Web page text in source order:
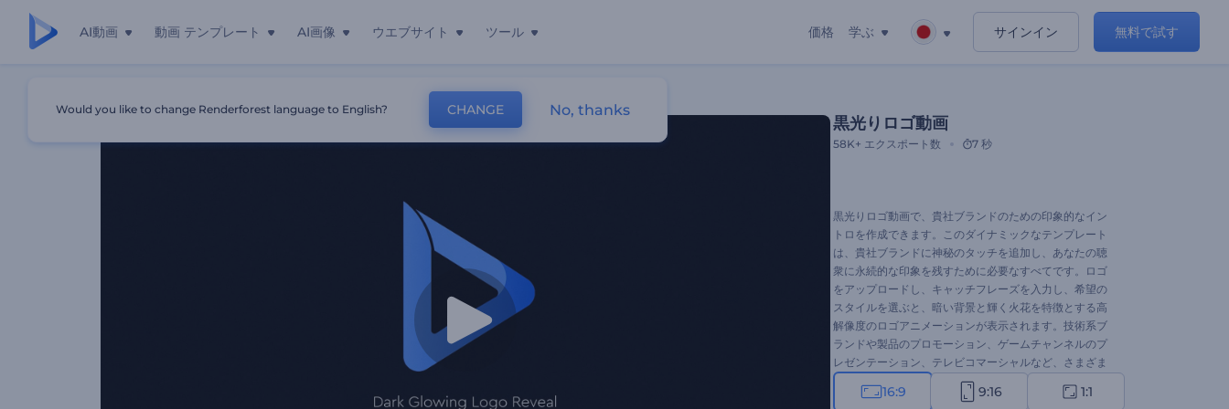
AI動画 動画 テンプレート AI画像 ウエブサイト ツール 価格 学ぶ サインイン 無料で試す
黒光りロゴ動画
58K+ エクスポート数 7 秒
黒光りロゴ動画で、貴社ブランドのための印象的なイン
トロを作成できます。このダイナミックなテンプレート
は、貴社ブランドに神秘のタッチを追加し、あなたの聴
衆に永続的な印象を残すために必要なすべてです。ロゴ
をアップロードし、キャッチフレーズを入力し、希望の
スタイルを選ぶと、暗い背景と輝く火花を特徴とする高
解像度のロゴアニメーションが表示されます。技術系ブ
ランドや製品のプロモーション、ゲームチャンネルのプ
レゼンテーション、テレビコマーシャルなど、さまざま
な用途に最適です。今すぐお試しください！
16:9 9:16 1:1
Would you like to change Renderforest language to English? CHANGE No, thanks